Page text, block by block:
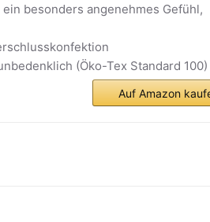
besonders angenehmes Gefühl,
(Öko-Tex Standard 100)
Auf Amazon